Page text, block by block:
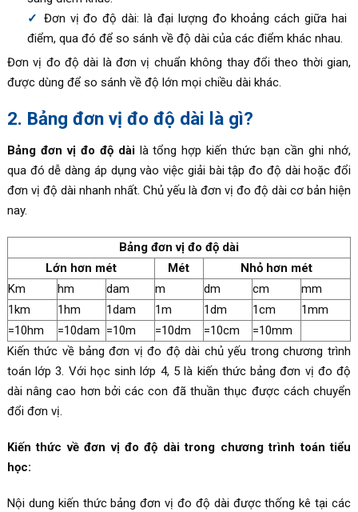
Đơn vị đo độ dài: là đại lượng đo khoảng cách giữa hai
điểm, qua đó để so sánh về độ dài của các điểm khác nhau.
Đơn vị đo độ dài là đơn vị chuẩn không thay đổi theo thời gian,
được dùng để so sánh về độ lớn mọi chiều dài khác.
2. Bảng đơn vị đo độ dài là gì?
Bảng đơn vị đo độ dàilà tổng hợp kiến thức bạn cần ghi nhớ,
qua đó dễ dàng áp dụng vào việc giải bài tập đo độ dài hoặc đổi
đơn vị độ dài nhanh nhất. Chủ yếu là đơn vị đo độ dài cơ bản hiện
nay.
Bảng đơn vị đo độ dài
Lớn hơn mét
Mét
Nhỏ hơn mét
Km
hm dam m dm cm
mm
1km
1hm 1dam 1m 1dm 1cm
1mm
=10hm
=10dam =10m =10dm =10cm
=10mm
Kiến thức về bảng đơn vị đo độ dài chủ yếu trong chương trình
toán lớp 3. Với học sinh lớp 4, 5 là kiến thức bảng đơn vị đo độ
dài nâng cao hơn bởi các con đã thuần thục được cách chuyển
đổi đơn vị.
Kiến thức về đơn vị đo độ dài trong chương trình toán tiểu
học:
Nội dung kiến thức bảng đơn vị đo độ dài được thống kê tại các